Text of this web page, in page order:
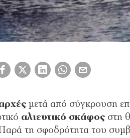
μετά από σύγκρουση
αλιευτικό σκάφος στη
τη σφοδρότητα του